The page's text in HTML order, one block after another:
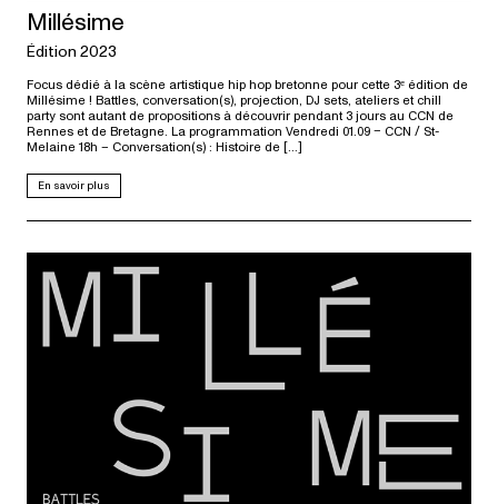
Millésime
Édition 2023
Focus dédié à la scène artistique hip hop bretonne pour cette 3ᵉ édition de
Millésime ! Battles, conversation(s), projection, DJ sets, ateliers et chill
party sont autant de propositions à découvrir pendant 3 jours au CCN de
Rennes et de Bretagne. La programmation Vendredi 01.09 – CCN / St-
Melaine 18h – Conversation(s) : Histoire de […]
En savoir plus